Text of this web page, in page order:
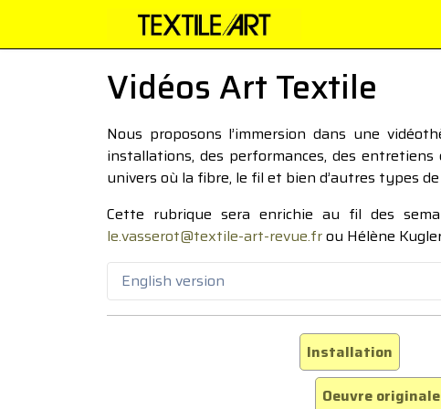
Vidéos Art Textile
Nous proposons l’immersion dans une
installations, des performances, des
univers où la fibre, le fil et bien d’autres types
Cette rubrique sera enrichie au fil des
le.vasserot@textile-art-revue.frou Hélène
English version
Installation
Oeuvre originale